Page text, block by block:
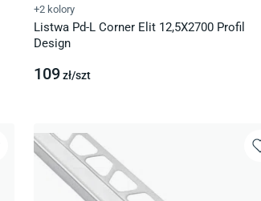
+2 kolory
Listwa Pd-L Corner Elit 12,5X2700 Profil
Design
109zł/szt